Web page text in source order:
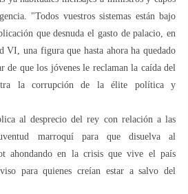
"Todos vuestros sistemas están bajo
que desnuda el gasto de palacio, en
VI, una figura que hasta ahora ha quedado
de que los jóvenes le reclaman la caída del
la corrupción de la élite política y
al desprecio del rey con relación a las
marroquí para que disuelva al
ahondando en la crisis que vive el país
para quienes creían estar a salvo del